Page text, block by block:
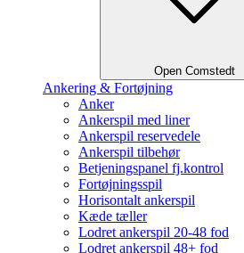
Open Comstedt
Ankering & Fortøjning
Anker
Ankerspil med liner
Ankerspil reservedele
Ankerspil tilbehør
Betjeningspanel fj.kontrol
Fortøjningsspil
Horisontalt ankerspil
Kæde tæller
Lodret ankerspil 20-48 fod
Lodret ankerspil 48+ fod